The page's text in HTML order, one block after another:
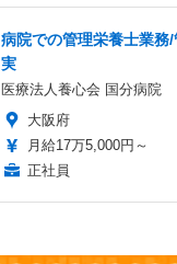
病院での管理栄養士業務
実
医療法人養心会 国分病院
大阪府
月給17万5,000円～
正社員